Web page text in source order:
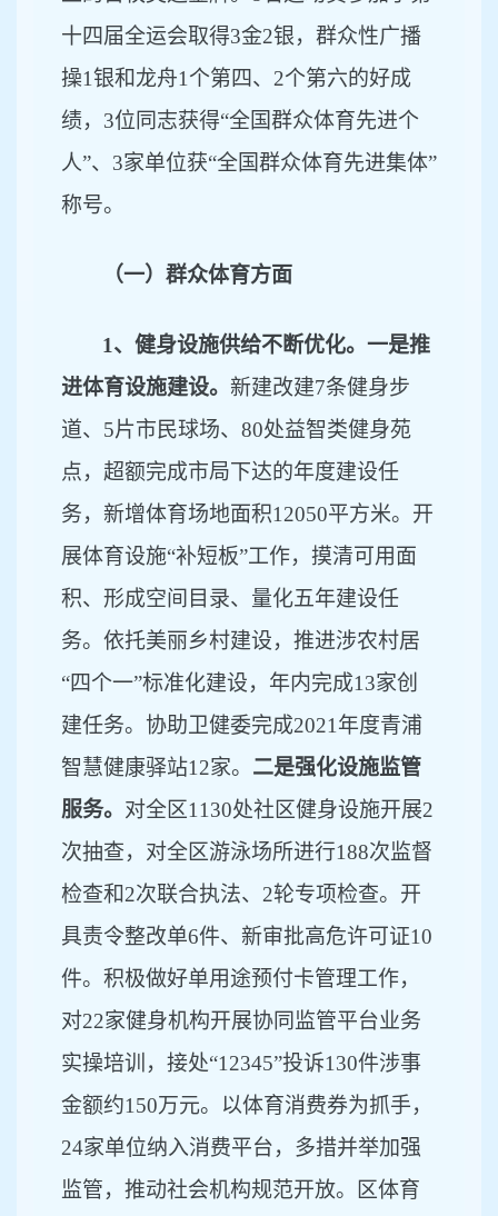
十四届全运会取得3金2银， 群众性广播
操1银和龙舟1个第四、2个第六的好成
绩， 3位同志获得“全国群众体育先进个
人”、3家单位获“全国群众体育先进集体”
称号。
（一）群众体育方面
1、健身设施供给不断优化。一是推
进体育设施建设。 新建改建7条健身步
道、5片市民球场、80处益智类健身苑
点，超额完成市局下达的年度建设任
务，新增体育场地面积12050平方米。开
展体育设施“补短板”工作，摸清可用面
积、形成空间目录、量化五年建设任
务。依托美丽乡村建设，推进涉农村居
“四个一”标准化建设，年内完成13家创
建任务。协助卫健委完成2021年度青浦
智慧健康驿站12家。 二是强化设施监管
服务。 对全区1130处社区健身设施开展2
次抽查，对全区游泳场所进行188次监督
检查和2次联合执法、2轮专项检查。开
具责令整改单6件、新审批高危许可证10
件。积极做好单用途预付卡管理工作，
对22家健身机构开展协同监管平台业务
实操培训，接处“12345”投诉130件涉事
金额约150万元。以体育消费券为抓手，
24家单位纳入消费平台，多措并举加强
监管，推动社会机构规范开放。区体育